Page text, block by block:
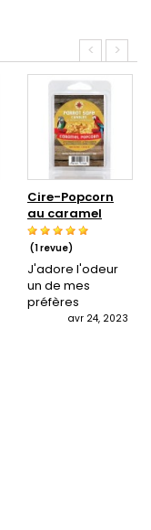
Cire-Popcorn
au caramel
(1 revue)
J'adore l'odeur
un de mes
préfères
avr 24, 2023
< >